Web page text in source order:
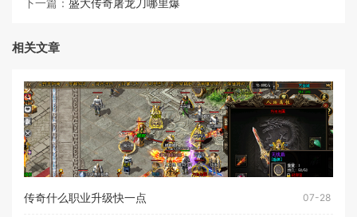
下一篇： 盛大传奇屠龙刀哪里爆
相关文章
传奇什么职业升级快一点 07-28